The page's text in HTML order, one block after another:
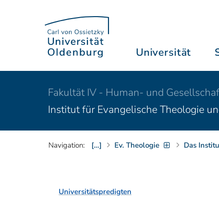
Universität
Fakultät IV - Human- und
Institut für Evangelische Theologie
Navigation: […] Ev. Theologie Das
Universitätspredigten